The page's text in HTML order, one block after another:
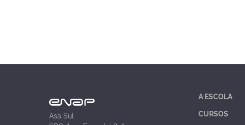
Asa Sul
A ESCOLA
CURSOS